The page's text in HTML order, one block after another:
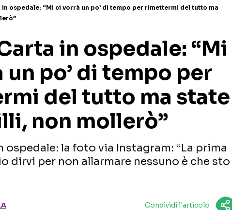
in ospedale: “Mi ci vorrà un po’ di tempo per rimettermi del tutto ma
in ospedale: “Mi
un po’ di tempo per
del tutto ma state
non mollerò”
ospedale: la foto via Instagram: “La prima
dirvi per non allarmare nessuno è che sto
Condividi l'articolo